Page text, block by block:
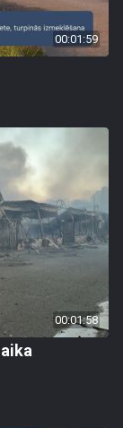
00:01:59
00:01:58